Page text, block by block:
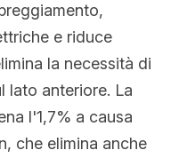
e riduce
la necessità di
lato anteriore. La
l'1,7% a causa
che elimina anche